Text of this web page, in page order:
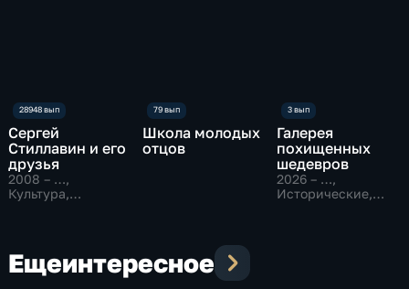
Сергей
Стиллавин и его
друзья
2008 – …,
Культура,
Школа молодых
отцов
Галерея
похищенных
шедевров
2026 – …,
Исторические,
Ещеинтересное